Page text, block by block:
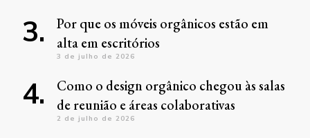
Por que os móveis orgânicos estão em
alta em escritórios
3 de julho de 2026
Como o design orgânico chegou às salas
de reunião e áreas colaborativas
2 de julho de 2026